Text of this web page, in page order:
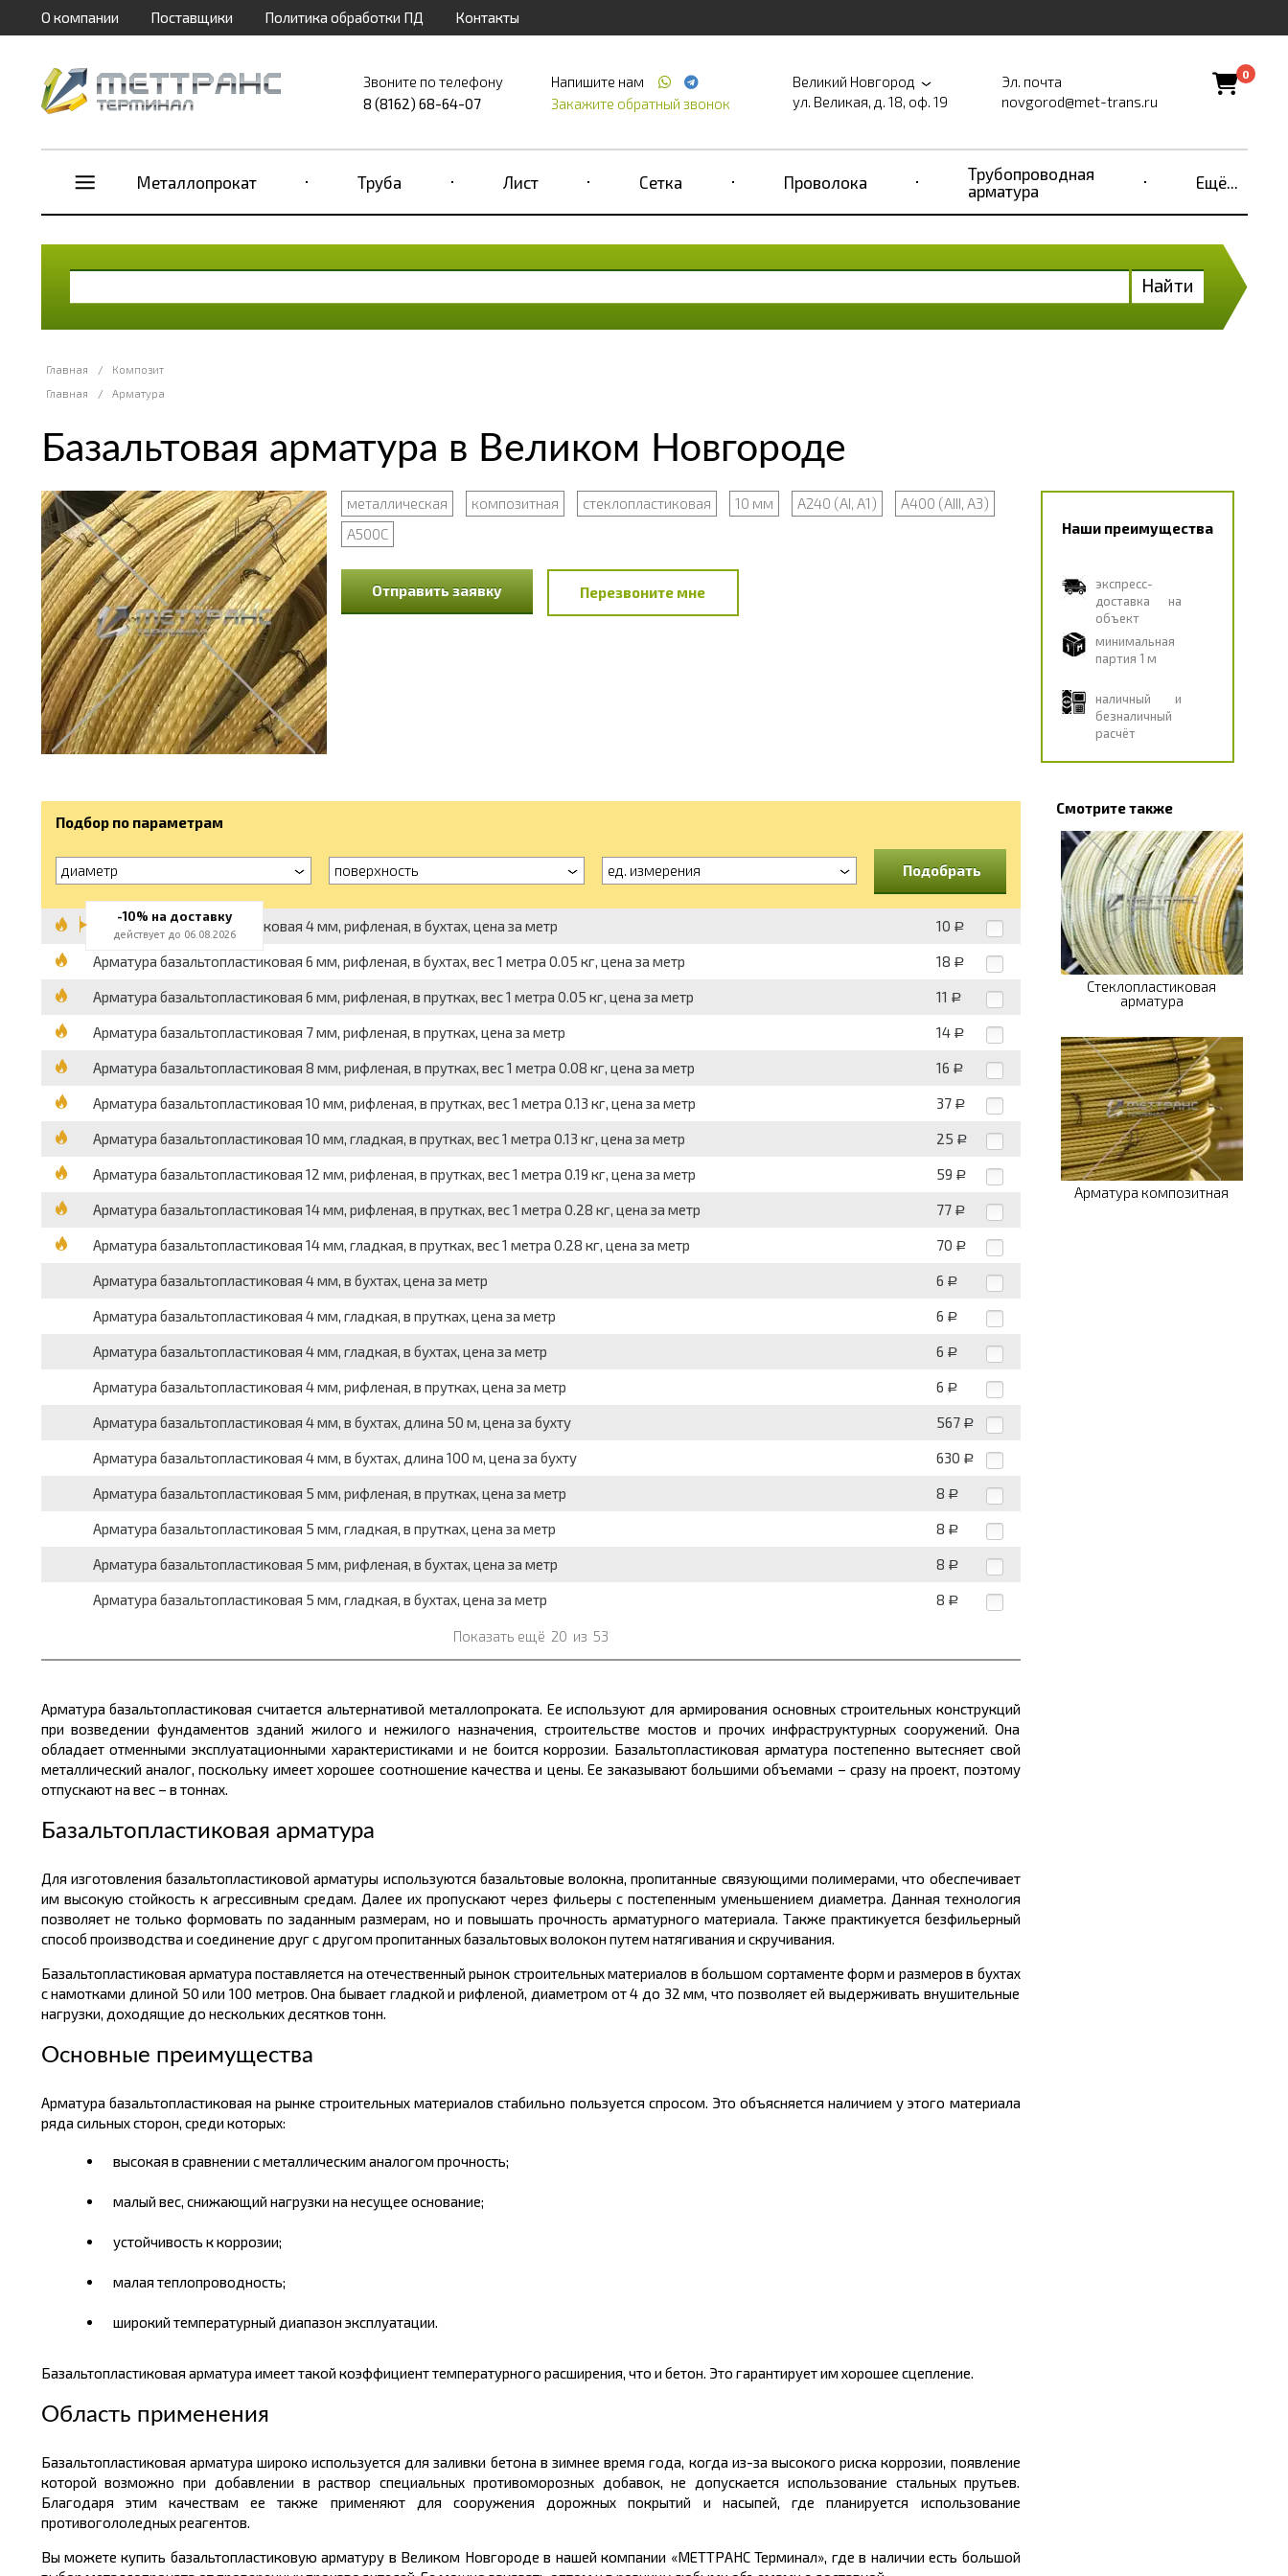
О компании Поставщики Политика обработки ПД Контакты
Звоните по телефону
8 (8162) 68-64-07
Напишите нам
Закажите обратный звонок
Великий Новгород
ул. Великая, д. 18, оф. 19
Эл. почта
novgorod@met-trans.ru
0
Металлопрокат Труба Лист Сетка Проволока
Трубопроводная
арматура
Ещё...
Найти
Главная /
Композит
Главная
/ Арматура
Базальтовая арматура в Великом Новгороде
металлическая композитная стеклопластиковая 10 мм А240 (АI, А1)
А400 (АIII, А3)
А500С
Отправить заявку Перезвоните мне
Наши преимущества
экспресс-
доставка на
объект
минимальная
партия 1 м
наличный и
безналичный
расчёт
Подбор по параметрам
диаметр поверхность ед. измерения Подобрать
Арматура базальтопластиковая 4 мм, рифленая, в бухтах, цена за метр 10 Р
Арматура базальтопластиковая 6 мм, рифленая, в бухтах, вес 1 метра 0.05 кг, цена за метр 18 Р
Арматура базальтопластиковая 6 мм, рифленая, в прутках, вес 1 метра 0.05 кг, цена за метр 11 Р
Арматура базальтопластиковая 7 мм, рифленая, в прутках, цена за метр 14 Р
Арматура базальтопластиковая 8 мм, рифленая, в прутках, вес 1 метра 0.08 кг, цена за метр 16 Р
Арматура базальтопластиковая 10 мм, рифленая, в прутках, вес 1 метра 0.13 кг, цена за метр 37 Р
Арматура базальтопластиковая 10 мм, гладкая, в прутках, вес 1 метра 0.13 кг, цена за метр 25 Р
Арматура базальтопластиковая 12 мм, рифленая, в прутках, вес 1 метра 0.19 кг, цена за метр 59 Р
Арматура базальтопластиковая 14 мм, рифленая, в прутках, вес 1 метра 0.28 кг, цена за метр 77 Р
Арматура базальтопластиковая 14 мм, гладкая, в прутках, вес 1 метра 0.28 кг, цена за метр 70 Р
Арматура базальтопластиковая 4 мм, в бухтах, цена за метр 6 Р
Арматура базальтопластиковая 4 мм, гладкая, в прутках, цена за метр 6 Р
Арматура базальтопластиковая 4 мм, гладкая, в бухтах, цена за метр 6 Р
Арматура базальтопластиковая 4 мм, рифленая, в прутках, цена за метр 6 Р
Арматура базальтопластиковая 4 мм, в бухтах, длина 50 м, цена за бухту 567 Р
Арматура базальтопластиковая 4 мм, в бухтах, длина 100 м, цена за бухту 630 Р
Арматура базальтопластиковая 5 мм, рифленая, в прутках, цена за метр 8 Р
Арматура базальтопластиковая 5 мм, гладкая, в прутках, цена за метр 8 Р
Арматура базальтопластиковая 5 мм, рифленая, в бухтах, цена за метр 8 Р
Арматура базальтопластиковая 5 мм, гладкая, в бухтах, цена за метр 8 Р
Показать ещё 20 из 53
Арматурабазальтопластиковая считается альтернативой металлопроката. Ее используют для армирования основных строительных конструкций
при возведении фундаментов зданий жилого и нежилого назначения, строительстве мостов и прочих инфраструктурных сооружений. Она
обладает отменными эксплуатационными характеристиками и не боится коррозии. Базальтопластиковая арматура постепенно вытесняет свой
металлический аналог, поскольку имеет хорошее соотношение качества и цены. Ее заказывают большими объемами – сразу на проект, поэтому
отпускают на вес – в тоннах.
Базальтопластиковая арматура
Для изготовлениябазальтопластиковой арматуры используются базальтовые волокна, пропитанные связующими полимерами, что обеспечивает
им высокую стойкость к агрессивным средам. Далее их пропускают через фильеры с постепенным уменьшением диаметра. Данная технология
позволяет не только формовать по заданным размерам, но и повышать прочность арматурного материала. Также практикуется безфильерный
способ производства и соединение друг с другом пропитанных базальтовых волокон путем натягивания и скручивания.
Базальтопластиковая арматура поставляется на отечественный рынок строительных материалов в большом сортаменте форм и размеров в бухтах
с намотками длиной 50 или 100 метров. Она бывает гладкой и рифленой, диаметром от 4 до 32 мм, что позволяет ей выдерживать внушительные
нагрузки, доходящие до нескольких десятков тонн.
Основные преимущества
Арматура базальтопластиковая на рынке строительных материалов стабильно пользуется спросом. Это объясняется наличием у этого материала
ряда сильных сторон, среди которых:
высокая в сравнении с металлическим аналогом прочность;
малый вес, снижающий нагрузки на несущее основание;
устойчивость к коррозии;
малая теплопроводность;
широкий температурный диапазон эксплуатации.
Базальтопластиковая арматура имеет такой коэффициент температурного расширения, что и бетон. Это гарантирует им хорошее сцепление.
Область применения
Базальтопластиковая арматура широко используется для заливки бетона в зимнее время года, когда из-за высокого риска коррозии, появление
которой возможно при добавлении в раствор специальных противоморозных добавок, не допускается использование стальных прутьев.
Благодаря этим качествам ее также применяют для сооружения дорожных покрытий и насыпей, где планируется использование
противогололедных реагентов.
Вы можетекупить базальтопластиковую арматуру в Великом Новгородев нашей компании «МЕТТРАНС Терминал», где в наличии есть большой
Смотрите также
Стеклопластиковая
арматура
Арматура композитная
-10% на доставку
действует до 06.08.2026